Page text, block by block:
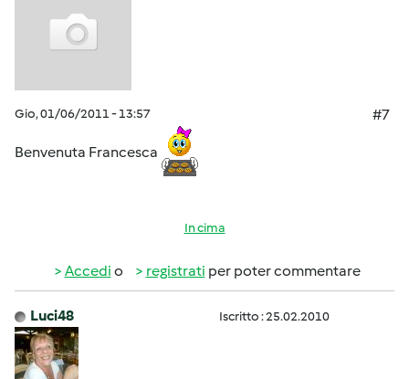
Gio, 01/06/2011 - 13:57 #7
Benvenuta Francesca
In cima
Accedi o registrati per poter commentare
Luci48 Iscritto : 25.02.2010